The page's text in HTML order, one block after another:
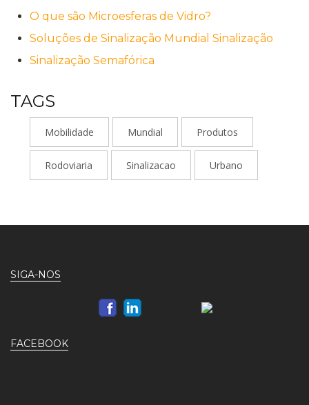
O que são Microesferas de Vidro?
Soluções de Sinalização Mundial Sinalização
Sinalização Semafórica
TAGS
Mobilidade Mundial Produtos
Rodoviaria Sinalizacao Urbano
SIGA-NOS
FACEBOOK